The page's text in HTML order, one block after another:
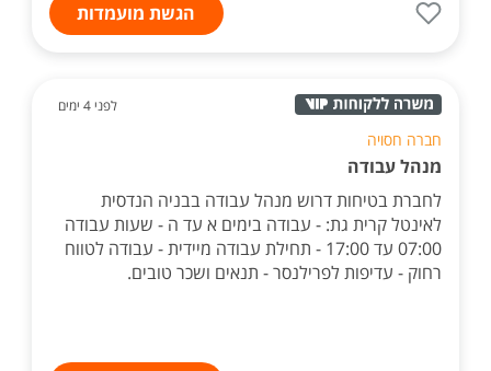
הגשת מועמדות
לפני 4 ימים
חברה חסויה
מנהל עבודה
לחברת בטיחות דרוש מנהל עבודה בבניה הנדסית
לאינטל קרית גת: - עבודה בימים א עד ה - שעות עבודה
07:00 עד 17:00 - תחילת עבודה מיידית - עבודה לטווח
רחוק - עדיפות לפרילנסר - תנאים ושכר טובים.